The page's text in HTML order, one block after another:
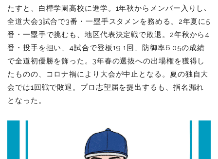
たすと、白樺学園高校に進学。1年秋からメンバー入りし､
全道大会3試合で3番・一塁手スタメンを務める。2年夏に5
番・一塁手で挑むも、地区代表決定戦で敗退。2年秋から4
番・投手を担い、4試合で登板19.1回、防御率6.05の成績
で全道初優勝を飾った。3年春の選抜への出場権を獲得し
たものの、コロナ禍により大会が中止となる。夏の独自大
会では1回戦で敗退。プロ志望届を提出するも、指名漏れ
となった。